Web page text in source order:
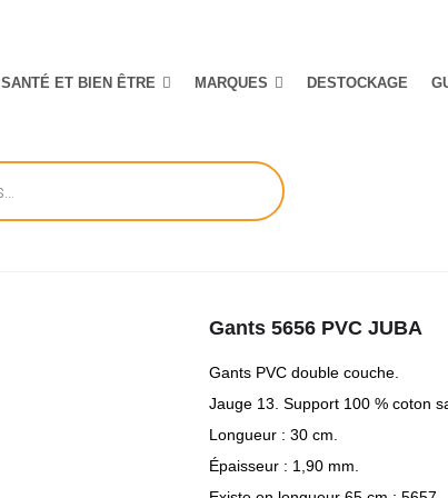
SANTÉ ET BIEN ÊTRE MARQUES DESTOCKAGE
Gants 5656 PVC JUBA
Gants PVC double couche.
Jauge 13. Support 100 % coton
Longueur : 30 cm.
Épaisseur : 1,90 mm.